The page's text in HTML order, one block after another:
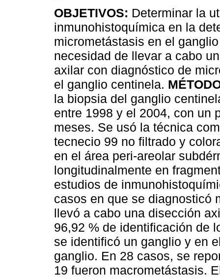
OBJETIVOS: Determinar la
inmunohistoquímica en la
micrometástasis en el
necesidad de llevar a cabo
axilar con diagnóstico de
el ganglio centinela.
la biopsia del ganglio
entre 1998 y el 2004, con un
meses. Se usó la técnica
tecnecio 99 no filtrado y
en el área peri-areolar
longitudinalmente en
estudios de
casos en que se diagnosticó
llevó a cabo una disección
96,92 % de identificación de
se identificó un ganglio y en
ganglio. En 28 casos, se
19 fueron macrometástasis.